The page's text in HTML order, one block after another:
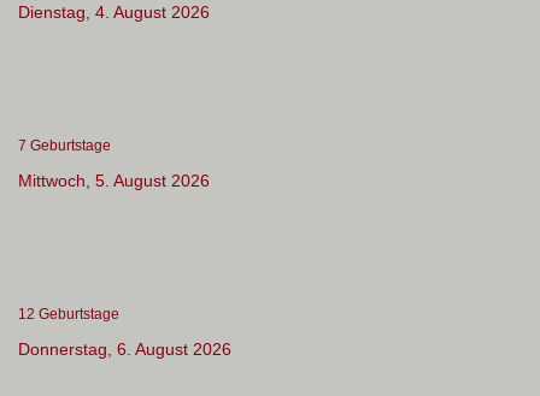
Dienstag, 4. August 2026
7 Geburtstage
Mittwoch, 5. August 2026
12 Geburtstage
Donnerstag, 6. August 2026